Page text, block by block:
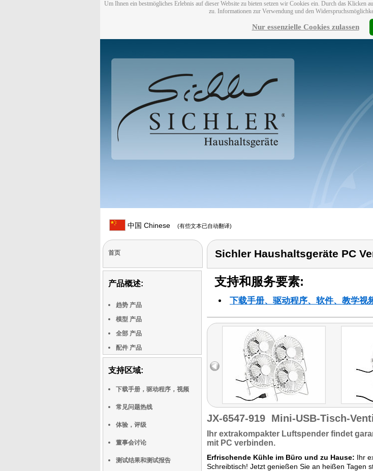
Um Ihnen ein bestmögliches Erlebnis auf dieser Website zu bieten setzen wir Cookies ein. Durch das
zu. Informationen zur Verwendung und den
Nur essenzielle Cookies zulassen
中国 Chinese (有些文本已自动翻译)
首页
产品概述:
趋势 产品
模型 产品
全部 产品
配件 产品
支持区域:
下载手册，驱动程序，视频
常见问题热线
体验，评级
董事会讨论
测试结果和测试报告
Sichler Haushaltsgeräte PC
支持和服务要素:
下载手册、驱动程序、软件、教学视
JX-6547-919 Mini-USB-Tisch-
Ihr extrakompakter Luftspender findet
mit PC verbinden.
Erfrischende Kühle im Büro und zu Hause: Ihr
Schreibtisch! Jetzt genießen Sie an heißen Tagen